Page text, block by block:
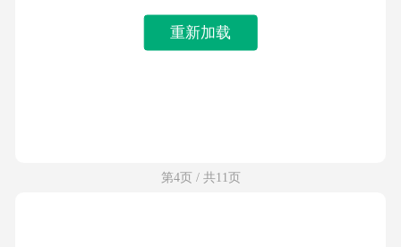
重新加载
第4页 / 共11页